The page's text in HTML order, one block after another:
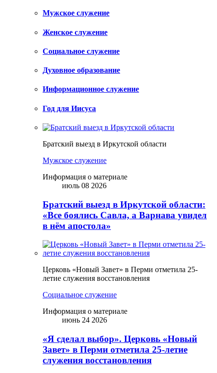
Мужское служение
Женское служение
Социальное служение
Духовное образование
Информационное служение
Год для Иисуса
Братский выезд в Иркутской области
Мужское служение
Информация о материале
июль 08 2026
Братский выезд в Иркутской области:
«Все боялись Савла, а Варнава увидел
в нём апостола»
Церковь «Новый Завет» в Перми отметила 25-
летие служения восстановления
Социальное служение
Информация о материале
июнь 24 2026
«Я сделал выбор». Церковь «Новый
Завет» в Перми отметила 25-летие
служения восстановления